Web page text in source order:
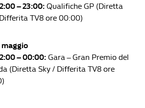
– 23:00: Qualifiche GP (Diretta
TV8 ore 00:00)
maggio
– 00:00: Gara – Gran Premio del
(Diretta Sky / Differita TV8 ore